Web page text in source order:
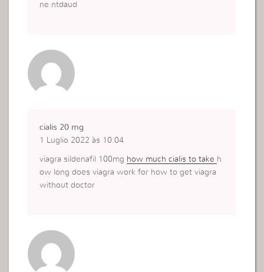
ne ntdaud
cialis 20 mg
1 Luglio 2022 às 10:04
viagra sildenafil 100mg how much cialis to take h
ow long does viagra work for how to get viagra
without doctor